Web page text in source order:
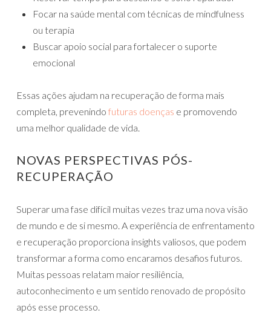
Focar na saúde mental com técnicas de mindfulness
ou terapia
Buscar apoio social para fortalecer o suporte
emocional
Essas ações ajudam na recuperação de forma mais
completa, prevenindo futuras doenças e promovendo
uma melhor qualidade de vida.
NOVAS PERSPECTIVAS PÓS-
RECUPERAÇÃO
Superar uma fase difícil muitas vezes traz uma nova visão
de mundo e de si mesmo. A experiência de enfrentamento
e recuperação proporciona insights valiosos, que podem
transformar a forma como encaramos desafios futuros.
Muitas pessoas relatam maior resiliência,
autoconhecimento e um sentido renovado de propósito
após esse processo.